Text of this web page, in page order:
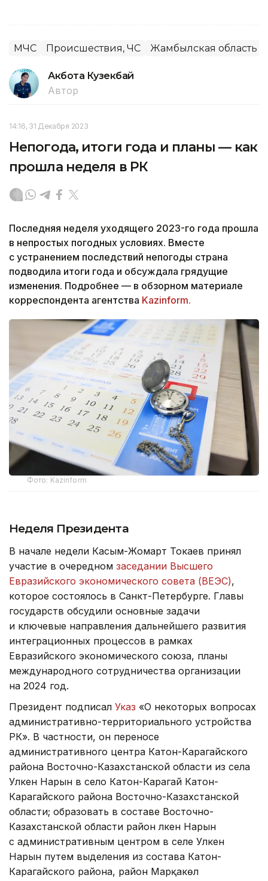
МЧС Происшествия, ЧС Жамбылская область
Акбота Кузекбай
Автор
14:16, 31 Декабря 2023
Непогода, итоги года и планы — как
прошла неделя в РК
Последняя неделя уходящего 2023-го года прошла
в непростых погодных условиях. Вместе
с устранением последствий непогоды страна
подводила итоги года и обсуждала грядущие
изменения. Подробнее — в обзорном материале
корреспондента агентства Kazinform.
Фото: Kazinform
Неделя Президента
В начале недели Касым-Жомарт Токаев принял
участие в очередном заседании Высшего
Евразийского экономического совета (ВЕЭС),
которое состоялось в Санкт-Петербурге. Главы
государств обсудили основные задачи
и ключевые направления дальнейшего развития
интеграционных процессов в рамках
Евразийского экономического союза, планы
международного сотрудничества организации
на 2024 год.
Президент подписал Указ «О некоторых вопросах
административно-территориального устройства
РК». В частности, он переносе
административного центра Катон-Карагайского
района Восточно-Казахстанской области из села
Улкен Нарын в село Катон-Карагай Катон-
Карагайского района Восточно-Казахстанской
области; образовать в составе Восточно-
Казахстанской области район Үлкен Нарын
с административным центром в селе Улкен
Нарын путем выделения из состава Катон-
Карагайского района, район Марқакөл